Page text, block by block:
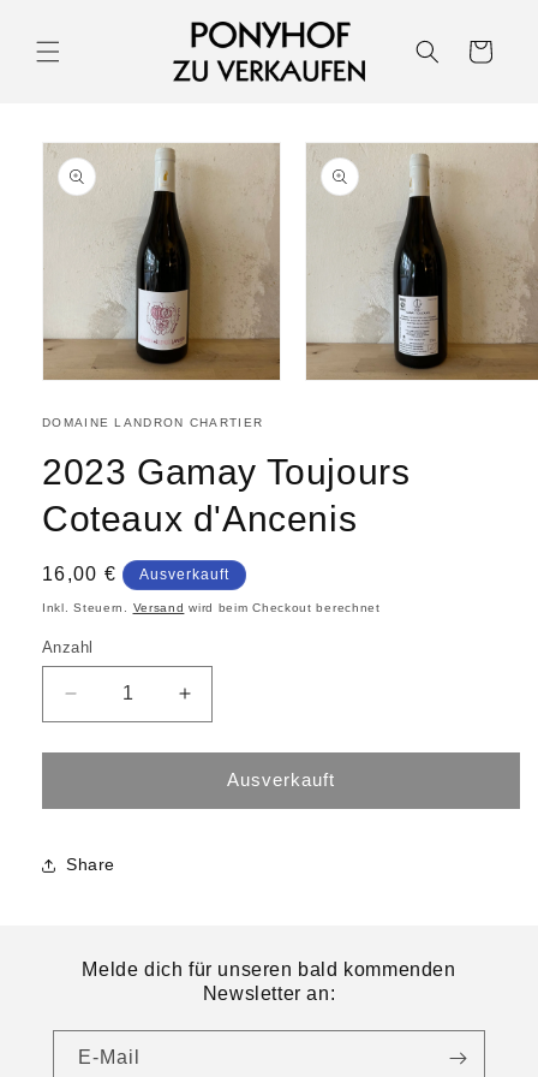
Warenkorb
DOMAINE LANDRON CHARTIER
2023 Gamay Toujours
Coteaux d'Ancenis
16,00 € Ausverkauft
Inkl. Steuern. Versand wird beim Checkout berechnet
Anzahl
Ausverkauft
Share
Melde dich für unseren bald kommenden
Newsletter an:
E-Mail